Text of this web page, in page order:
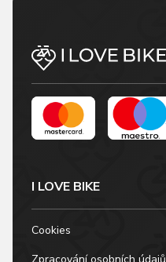
I LOVE BIKE
Cookies